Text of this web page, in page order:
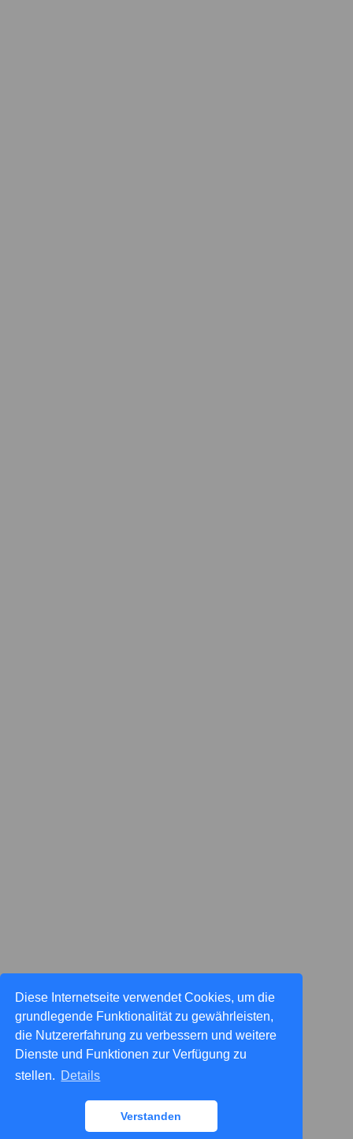
Diese Internetseite verwendet Cookies, um die
grundlegende Funktionalität zu gewährleisten,
die Nutzererfahrung zu verbessern und weitere
Dienste und Funktionen zur Verfügung zu
stellen. Details
Verstanden